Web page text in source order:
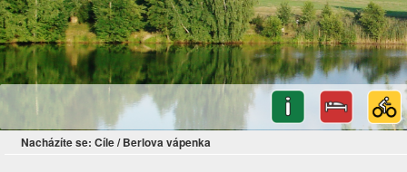
Nacházíte se: Cíle/ Berlova vápenka